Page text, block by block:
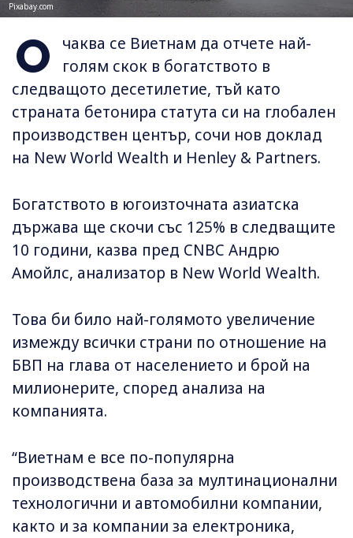
Pixabay.com
О
чаква се Виетнам да отчете най-
голям скок в богатството в
следващото десетилетие, тъй като
страната бетонира статута си на глобален
производствен център, сочи нов доклад
на New World Wealth и Henley & Partners.
Богатството в югоизточната азиатска
държава ще скочи със 125% в следващите
10 години, казва пред CNBC Aндрю
Амойлс, анализатор в New World Wealth.
Това би било най-голямото увеличение
измежду всички страни по отношение на
БВП на глава от населението и брой на
милионерите, според анализа на
компанията.
“Виетнам е все по-популярна
производствена база за мултинационални
технологични и автомобилни компании,
както и за компании за електроника,